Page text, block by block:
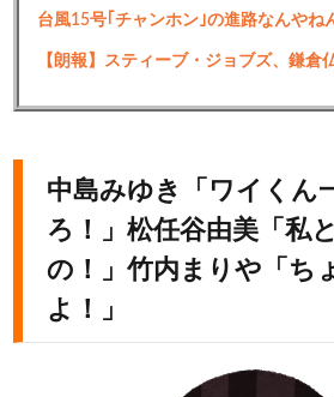
台風15号｢チャンホン｣の進路なんやね
【朗報】スティーブ・ジョブズ、鎌倉
中島みゆき「ワイくん
ろ！」松任谷由美「私
の！」竹内まりや「ち
よ！」